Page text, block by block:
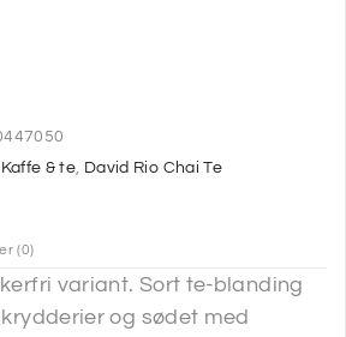
Kaffe & te, David Rio Chai Te
(0)
variant. Sort te-blanding
og sødet med